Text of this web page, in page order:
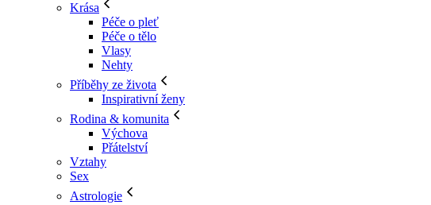
Krása
Péče o pleť
Péče o tělo
Vlasy
Nehty
Příběhy ze života
Inspirativní ženy
Rodina & komunita
Výchova
Přátelství
Vztahy
Sex
Astrologie